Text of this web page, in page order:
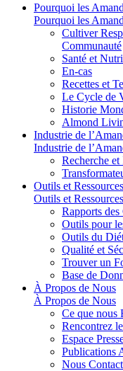
Pourquoi les
Pourquoi les
Cultiver
Communauté
Santé et
En-cas
Recettes et
Le Cycle de
Historie
Almond
Industrie de
Industrie de
Recherche
Outils et Ressources
Outils et Ressources
Rapports des
Outils pour
Outils du
Qualité et
Trouver un
Base de
À Propos de Nous
À Propos de Nous
Ce que nous
Rencontrez
Espace
Publications
Nous